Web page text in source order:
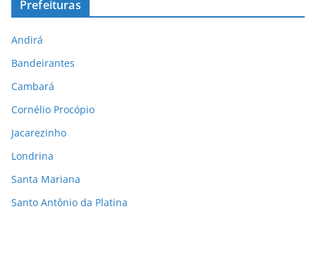
Prefeituras
Andirá
Bandeirantes
Cambará
Cornélio Procópio
Jacarezinho
Londrina
Santa Mariana
Santo Antônio da Platina